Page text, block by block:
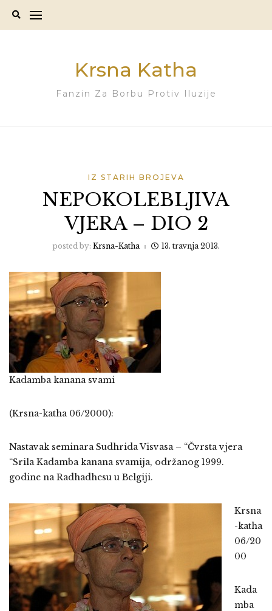
Krsna Katha
Fanzin Za Borbu Protiv Iluzije
IZ STARIH BROJEVA
NEPOKOLEBLJIVA
VJERA – DIO 2
posted by: Krsna-Katha 13. travnja 2013.
Kadamba kanana svami
(Krsna-katha 06/2000):
Nastavak seminara Sudhrida Visvasa – “Čvrsta vjera
“Srila Kadamba kanana svamija, održanog 1999.
godine na Radhadhesu u Belgiji.
Krsna
-katha
06/20
00
Kada
mba